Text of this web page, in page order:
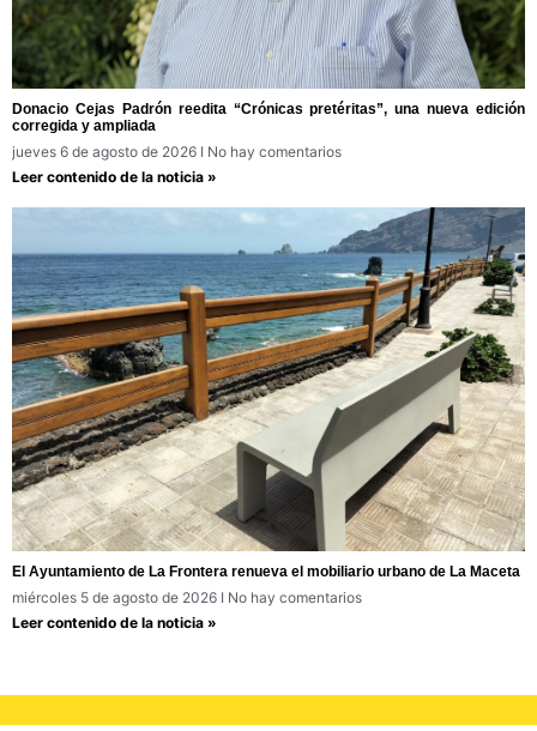
Donacio Cejas Padrón reedita “Crónicas pretéritas”, una nueva edición
corregida y ampliada
jueves 6 de agosto de 2026
No hay comentarios
Leer contenido de la noticia »
El Ayuntamiento de La Frontera renueva el mobiliario urbano de La Maceta
miércoles 5 de agosto de 2026
No hay comentarios
Leer contenido de la noticia »